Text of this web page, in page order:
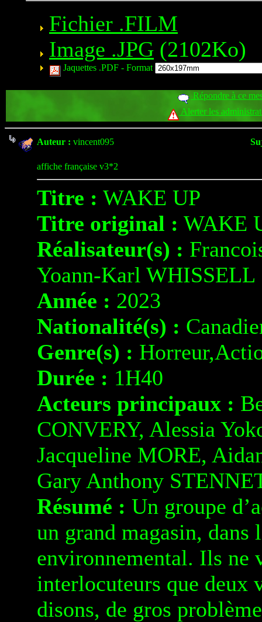
Fichier .FILM
Image .JPG (2102Ko)
Jaquettes .PDF - Format
Répondre à ce
Alerter les
Auteur : vincent095
affiche française v3*2
Titre : WAKE UP
Titre original : WAKE
Réalisateur(s) :
Yoann-Karl WHISSELL
Année : 2023
Nationalité(s) :
Genre(s) :
Durée : 1H40
Acteurs principaux :
CONVERY, Alessia
Jacqueline MORE,
Gary Anthony
Résumé : Un groupe
un grand magasin, dans
environnemental. Ils ne
interlocuteurs que deux
disons, de gros